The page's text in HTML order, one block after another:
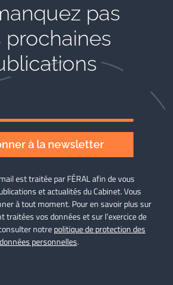
pas
prochaines
à la newsletter
est traitée par FÉRAL afin de vous
et actualités du Cabinet. Vous
à tout moment. Pour en savoir plus sur
traitées vos données et sur l’exercice de
notrepolitique de protection des
données personnelles.